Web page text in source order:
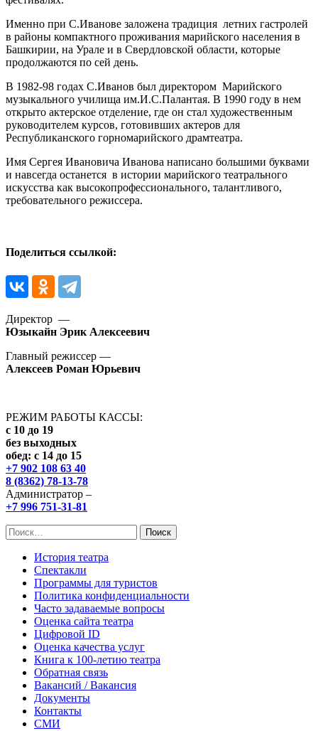
Именно при С.Иванове заложена традиция летних гастролей
в районы компактного проживания марийского населения в
Башкирии, на Урале и в Свердловской области, которые
продолжаются по сей день.
В 1982-98 годах С.Иванов был директором Марийского
музыкального училища им.И.С.Палантая. В 1990 году в нем
открыто актерское отделение, где он стал художественным
руководителем курсов, готовивших актеров для
Республиканского горномарийского драмтеатра.
Имя Сергея Ивановича Иванова написано большими буквами
и навсегда останется в истории марийского театрального
искусства как высокопрофессионального, талантливого,
требовательного режиссера.
Поделиться ссылкой:
Директор —
Юзыкайн Эрик Алексеевич
Главный режиссер —
Алексеев Роман Юрьевич
РЕЖИМ РАБОТЫ КАССЫ:
с 10 до 19
без выходных
обед: с 14 до 15
+7 902 108 63 40
8 (8362) 78-13-78
Администратор –
+7 996 751-31-81
Найти:
История театра
Спектакли
Программы для туристов
Политика конфиденциальности
Часто задаваемые вопросы
Оценка сайта театра
Цифровой ID
Оценка качества услуг
Книга к 100-летию театра
Обратная связь
Вакансий / Вакансия
Документы
Контакты
СМИ